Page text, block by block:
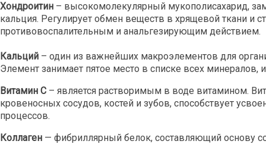
Хондроитин – высокомолекулярный мукополисахарид,
кальция. Регулирует обмен веществ в хрящевой ткани и
противовоспалительным и анальгезирующим действием.
Кальций – один из важнейших макроэлементов для
Элемент занимает пятое место в списке всех
Витамин С – является растворимым в воде витамином.
кровеносных сосудов, костей и зубов, способствует
процессов.
Коллаген — фибриллярный белок, составляющий основу